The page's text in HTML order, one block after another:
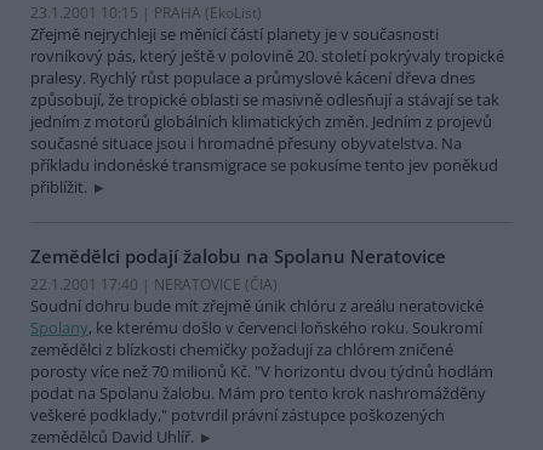
23.1.2001 10:15 | PRAHA (EkoList)
Zřejmě nejrychleji se měnící částí planety je v současnosti
rovníkový pás, který ještě v polovině 20. století pokrývaly tropické
pralesy. Rychlý růst populace a průmyslové kácení dřeva dnes
způsobují, že tropické oblasti se masivně odlesňují a stávají se tak
jedním z motorů globálních klimatických změn. Jedním z projevů
současné situace jsou i hromadné přesuny obyvatelstva. Na
příkladu indonéské transmigrace se pokusíme tento jev poněkud
přiblížit.
Zemědělci podají žalobu na Spolanu Neratovice
22.1.2001 17:40 | NERATOVICE (ČIA)
Soudní dohru bude mít zřejmě únik chlóru z areálu neratovické
Spolany, ke kterému došlo v červenci loňského roku. Soukromí
zemědělci z blízkosti chemičky požadují za chlórem zničené
porosty více než 70 milionů Kč. "V horizontu dvou týdnů hodlám
podat na Spolanu žalobu. Mám pro tento krok nashromážděny
veškeré podklady," potvrdil právní zástupce poškozených
zemědělců David Uhlíř.